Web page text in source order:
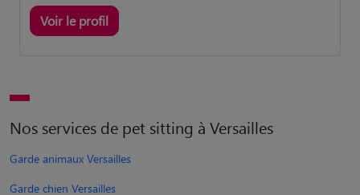
Voir le profil
Nos services de pet sitting à Versailles
Garde animaux Versailles
Garde chien Versailles